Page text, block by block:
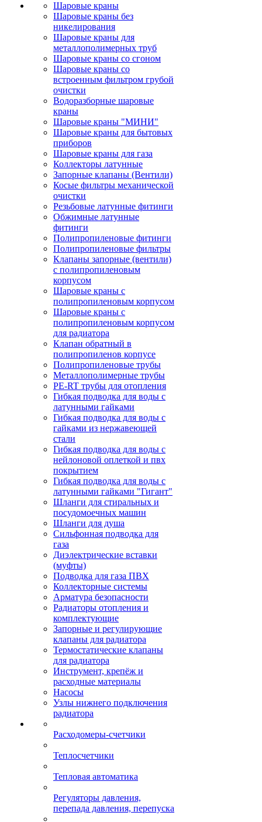
Шаровые краны
Шаровые краны без
никелирования
Шаровые краны для
металлополимерных труб
Шаровые краны со сгоном
Шаровые краны со
встроенным фильтром грубой
очистки
Водоразборные шаровые
краны
Шаровые краны "МИНИ"
Шаровые краны для бытовых
приборов
Шаровые краны для газа
Коллекторы латунные
Запорные клапаны (Вентили)
Косые фильтры механической
очистки
Резьбовые латунные фитинги
Обжимные латунные
фитинги
Полипропиленовые фитинги
Полипропиленовые фильтры
Клапаны запорные (вентили)
с полипропиленовым
корпусом
Шаровые краны с
полипропиленовым корпусом
Шаровые краны с
полипропиленовым корпусом
для радиатора
Клапан обратный в
полипропиленов корпусе
Полипропиленовые трубы
Металлополимерные трубы
PE-RT трубы для отопления
Гибкая подводка для воды с
латунными гайками
Гибкая подводка для воды с
гайками из нержавеющей
стали
Гибкая подводка для воды с
нейлоновой оплеткой и пвх
покрытием
Гибкая подводка для воды с
латунными гайками "Гигант"
Шланги для стиральных и
посудомоечных машин
Шланги для душа
Сильфонная подводка для
газа
Диэлектрические вставки
(муфты)
Подводка для газа ПВХ
Коллекторные системы
Арматура безопасности
Радиаторы отопления и
комплектующие
Запорные и регулирующие
клапаны для радиатора
Термостатические клапаны
для радиатора
Инструмент, крепёж и
расходные материалы
Насосы
Узлы нижнего подключения
радиатора
Расходомеры-счетчики
Теплосчетчики
Тепловая автоматика
Регуляторы давления,
перепада давления, перепуска